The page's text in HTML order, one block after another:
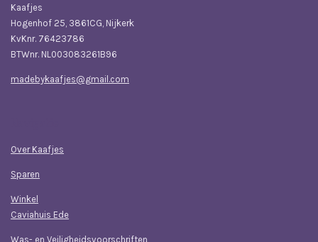
Kaafjes
Hogenhof 25, 3861CG, Nijkerk
KvKnr. 76423786
BTWnr. NL003083261B96
madebykaafjes@gmail.com
Over Kaafjes
Sparen
Winkel
Caviahuis Ede
Was- en Veiligheidsvoorschriften